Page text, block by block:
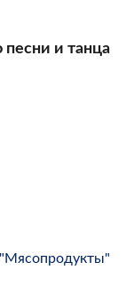
и танца